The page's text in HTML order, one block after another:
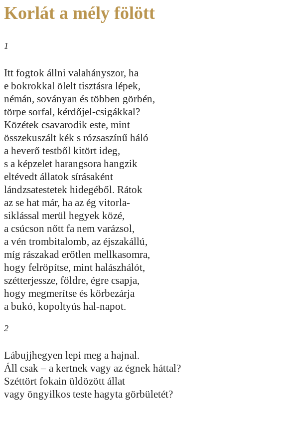
Korlát a mély fölött
1
Itt fogtok állni valahányszor, ha
e bokrokkal ölelt tisztásra lépek,
némán, soványan és többen görbén,
törpe sorfal, kérdőjel-csigákkal?
Közétek csavarodik este, mint
összekuszált kék s rózsaszínű háló
a heverő testből kitört ideg,
s a képzelet harangsora hangzik
eltévedt állatok sírásaként
lándzsatestetek hidegéből. Rátok
az se hat már, ha az ég vitorla-
siklással merül hegyek közé,
a csúcson nőtt fa nem varázsol,
a vén trombitalomb, az éjszakállú,
míg rászakad erőtlen mellkasomra,
hogy felröpítse, mint halászhálót,
szétterjessze, földre, égre csapja,
hogy megmerítse és körbezárja
a bukó, kopoltyús hal-napot.
2
Lábujjhegyen lepi meg a hajnal.
Áll csak – a kertnek vagy az égnek háttal?
Széttört fokain üldözött állat
vagy öngyilkos teste hagyta görbületét?